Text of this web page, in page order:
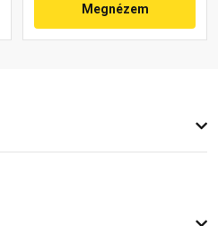
Megnézem